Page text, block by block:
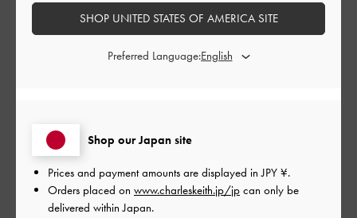
中敷きクッションあり、それがダサくなく、ヒールなのに疲れ
にくく、歩きやすい。なにしろデザインがシンプルで合わせや
すく、チープ感がないと思います。このお値段でリピ決定商
Shop our Japan site
Prices and payment amounts are displayed inJPY ¥.
Orders placed on www.charleskeith.jp/jp can only be
delivered within Japan.
SHOP UNITED STATES OF AMERICA SITE
Preferred Language: